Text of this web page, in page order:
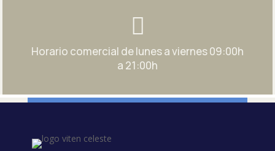

Horario comercial de lunes a viernes 09:00h
a 21:00h